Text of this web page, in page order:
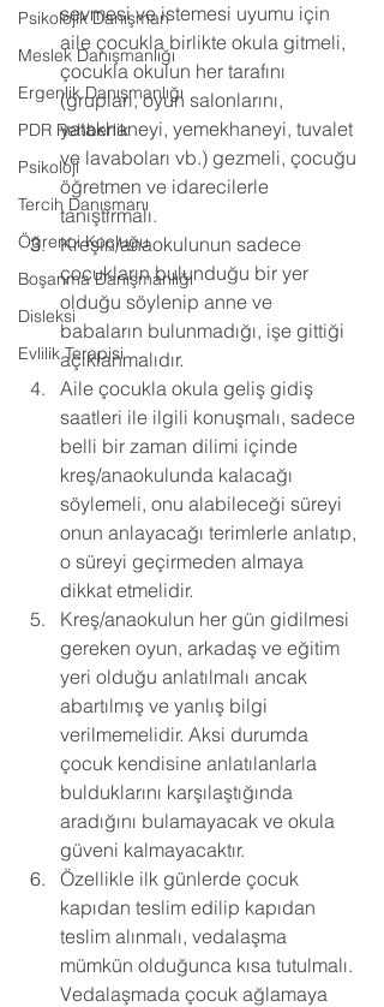
Psikolojik Danışman
Meslek Danışmanlığı
Ergenlik Danışmanlığı
PDR Rehberlik
Psikoloji
Tercih Danışmanı
Öğrenci Koçluğu
Boşanma Danışmanlığı
Disleksi
Evlilik Terapisi
sevmesi ve istemesi uyumu için
aile çocukla birlikte okula gitmeli,
çocukla okulun her tarafını
(grupları, oyun salonlarını,
yatakhaneyi, yemekhaneyi, tuvalet
ve lavaboları vb.) gezmeli, çocuğu
öğretmen ve idarecilerle
tanıştırmalı.
Kreşin/anaokulunun sadece
çocukların bulunduğu bir yer
olduğu söylenip anne ve
babaların bulunmadığı, işe gittiği
açıklanmalıdır.
Aile çocukla okula geliş gidiş
saatleri ile ilgili konuşmalı, sadece
belli bir zaman dilimi içinde
kreş/anaokulunda kalacağı
söylemeli, onu alabileceği süreyi
onun anlayacağı terimlerle anlatıp,
o süreyi geçirmeden almaya
dikkat etmelidir.
Kreş/anaokulun her gün gidilmesi
gereken oyun, arkadaş ve eğitim
yeri olduğu anlatılmalı ancak
abartılmış ve yanlış bilgi
verilmemelidir. Aksi durumda
çocuk kendisine anlatılanlarla
bulduklarını karşılaştığında
aradığını bulamayacak ve okula
güveni kalmayacaktır.
Özellikle ilk günlerde çocuk
kapıdan teslim edilip kapıdan
teslim alınmalı, vedalaşma
mümkün olduğunca kısa tutulmalı.
Vedalaşmada çocuk ağlamaya